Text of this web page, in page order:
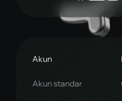
Akun
Akun standar